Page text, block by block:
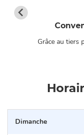
Grâce au tiers
Dimanche